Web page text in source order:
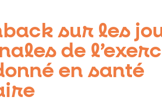
sur les
de
en santé